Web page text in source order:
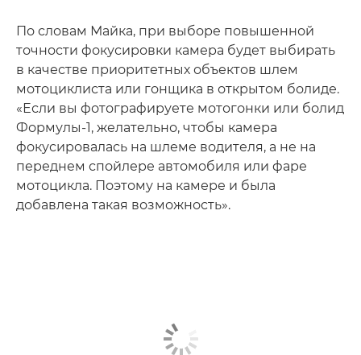
По словам Майка, при выборе повышенной
точности фокусировки камера будет выбирать
в качестве приоритетных объектов шлем
мотоциклиста или гонщика в открытом болиде.
«Если вы фотографируете мотогонки или болид
Формулы-1, желательно, чтобы камера
фокусировалась на шлеме водителя, а не на
переднем спойлере автомобиля или фаре
мотоцикла. Поэтому на камере и была
добавлена такая возможность».